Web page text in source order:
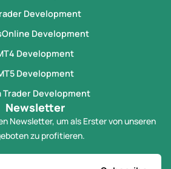
Development
Development
Development
Development
Trader Development
Newsletter
Newsletter, um als Erster von unseren
zu profitieren.